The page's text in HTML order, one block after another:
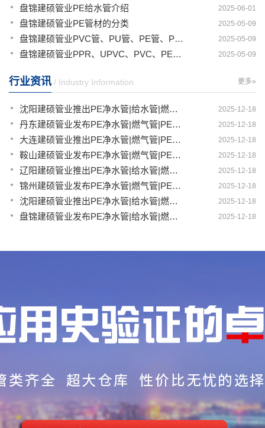
2025-06-01
盘锦建硕管业PE给水管介绍
2025-05-09
盘锦建硕管业PE管材的分类
2025-05-09
盘锦建硕管业PVC管、PU管、PE管、PP管有那些区别
2025-05-09
盘锦建硕管业PPR、UPVC、PVC、PERT、PE、HDPE塑料管材详解
更多»
行业资讯 / Industry Information
2025-12-18
沈阳建硕管业推出PE净水管|给水管|燃气管|PERT供热管|电力护套管一体化智造解决方案
2025-12-18
丹东建硕管业发布PE净水管|燃气管|PERT供热管|电力护套管|农田灌溉管智能生产新范式
2025-12-18
大连建硕管业推出PE净水管|燃气管|PERT供热管|电力护套管|农田灌溉管融合智造新生态
2025-12-18
鞍山建硕管业发布PE净水管|燃气管|PERT供热管|电力护套管|农田灌溉管全链路应用新方案
2025-12-18
辽阳建硕管业推出PE净水管|给水管|燃气管|PERT供热管|电力护套管多维融合智造平台
2025-12-18
锦州建硕管业发布PE净水管|燃气管|PERT供热管|电力护套管|农田灌溉管智慧应用生态体系
2025-12-18
沈阳建硕管业推出PE净水管|给水管|燃气管|PERT供热管|电力护套管一体化智造方案
2025-12-18
盘锦建硕管业发布PE净水管|给水管|燃气管|PERT供热管|电力护套管智慧生产新范式